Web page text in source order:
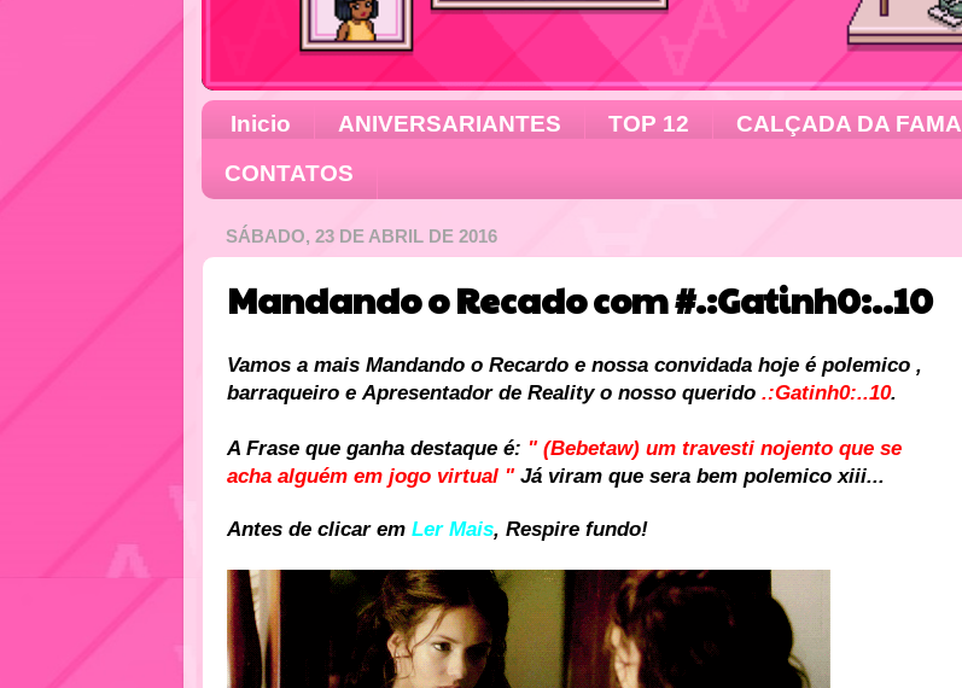
Inicio ANIVERSARIANTES TOP 12 CALÇADA DA FAMA
CONTATOS
SÁBADO, 23 DE ABRIL DE 2016
Mandando o Recado com #.:Gatinh0:..10
Vamos a mais Mandando o Recardo e nossa convidada hoje é polemico ,
barraqueiro e Apresentadorde Realityo nosso querido .:Gatinh0:..10.
A Frase que ganha destaque é: " (Bebetaw) um travesti nojento que se
acha alguém em jogo virtual " Já viram que sera bem polemico xiii...
Antes de clicar em Ler Mais, Respire fundo!